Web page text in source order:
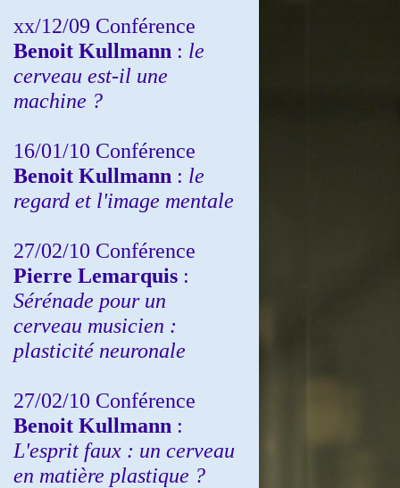
xx/12/09 Conférence
Benoit Kullmann : le
cerveau est-il une
machine ?
16/01/10 Conférence
Benoit Kullmann : le
regard et l'image mentale
27/02/10 Conférence
Pierre Lemarquis :
Sérénade pour un
cerveau musicien :
plasticité neuronale
27/02/10 Conférence
Benoit Kullmann :
L'esprit faux : un cerveau
en matière plastique ?